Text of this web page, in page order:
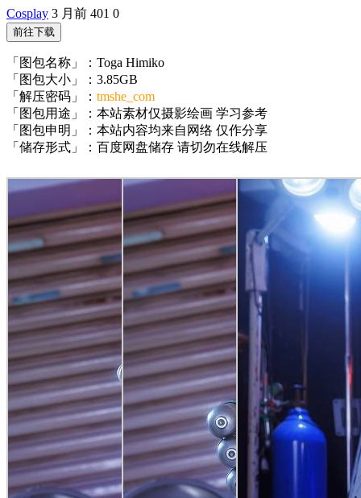
Cosplay 3 月前 401 0
前往下载
「图包名称」：Toga Himiko
「图包大小」：3.85GB
「解压密码」： tmshe_com
「图包用途」：本站素材仅摄影绘画 学习参考
「图包申明」：本站内容均来自网络 仅作分享
「储存形式」：百度网盘储存 请切勿在线解压